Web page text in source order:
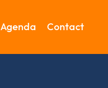
Agenda Contact